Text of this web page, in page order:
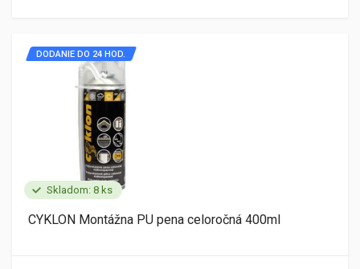
Skladom: 8 ks
DODANIE DO 24 HOD.
CYKLON Montážna PU pena celoročná 400ml